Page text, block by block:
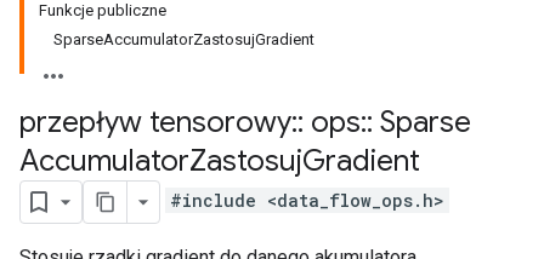
Funkcje publiczne
SparseAccumulatorZastosujGradient
przepływ tensorowy:: ops:: Sparse
AccumulatorZastosujGradient
#include <data_flow_ops.h>